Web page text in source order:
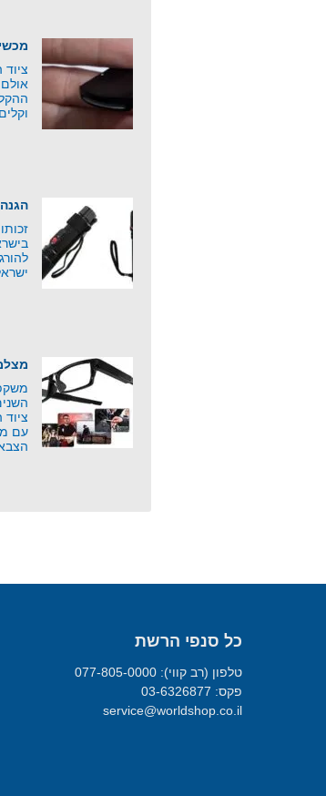
עם
כל סנפי הרשת
טלפון (רב קווי): 077-805-0000
פקס: 03-6326877
service@worldshop.co.il